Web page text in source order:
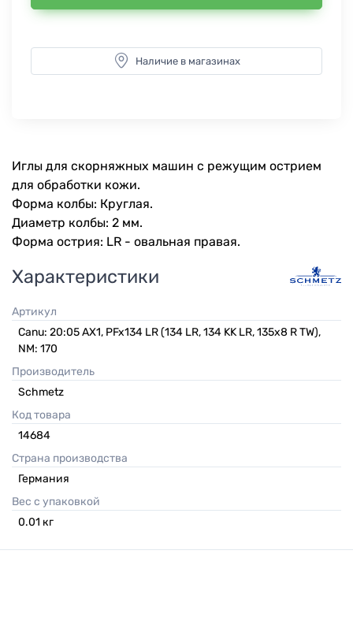
Наличие в магазинах
Иглы для скорняжных машин с режущим острием
для обработки кожи.
Форма колбы: Круглая.
Диаметр колбы: 2 мм.
Форма острия: LR - овальная правая.
Характеристики
Артикул
Canu: 20:05 AX1, PFx134 LR (134 LR, 134 KK LR, 135x8 R TW),
NM: 170
Производитель
Schmetz
Код товара
14684
Страна производства
Германия
Вес с упаковкой
0.01 кг